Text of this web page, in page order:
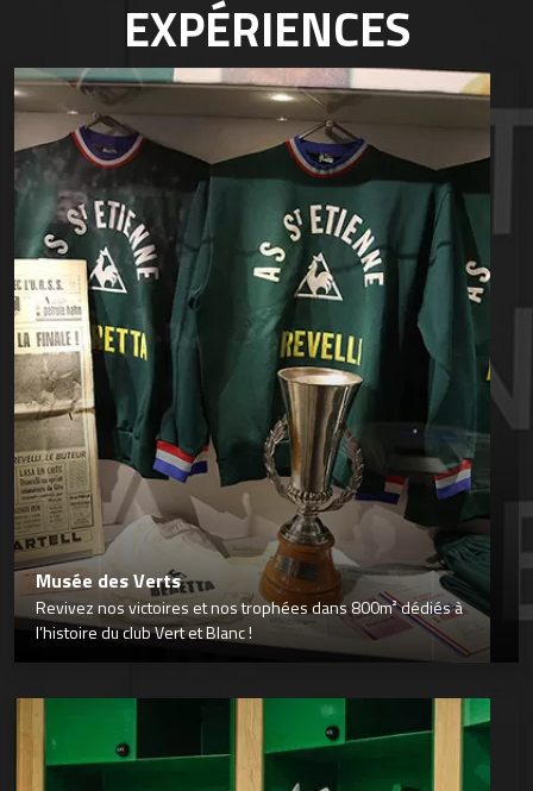
EXPÉRIENCES
Musée des Verts
Revivez nos victoires et nos trophées dans 800m² dédiés à
l’histoire du club Vert et Blanc !